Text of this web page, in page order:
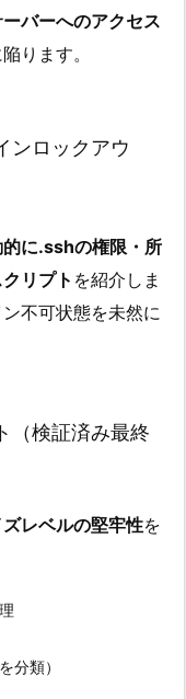
バーへのアクセス
ります。
ンロックアウ
に.sshの権限・所
リプト を紹介しま
不可状態を未然に
（検証済み最終
レベルの堅牢性を
分類）